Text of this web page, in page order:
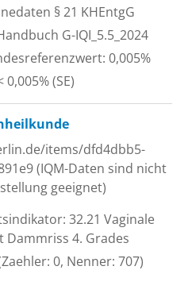
§ 21 KHEntgG
G-IQI_5.5_2024
0,005%
(SE)
items/dfd4dbb5-
(IQM-Daten sind nicht
geeignet)
32.21 Vaginale
Dammriss 4. Grades
0, Nenner: 707)